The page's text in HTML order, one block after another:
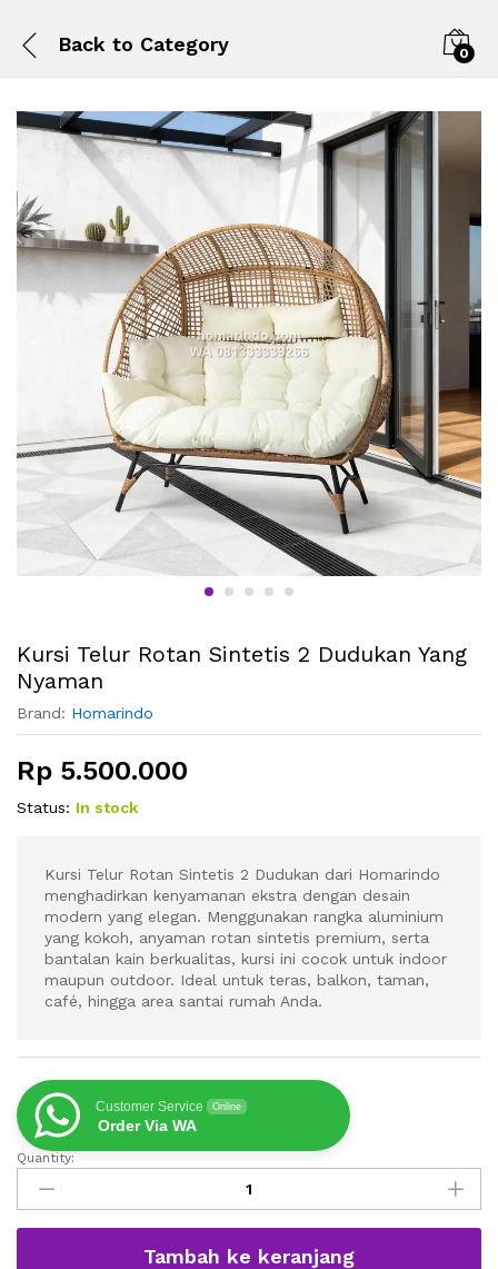
Back to Category 0
Kursi Telur Rotan Sintetis 2 Dudukan Yang
Nyaman
Brand: Homarindo
Rp 5.500.000
Status: In stock
Kursi Telur Rotan Sintetis 2 Dudukan dari Homarindo
menghadirkan kenyamanan ekstra dengan desain
modern yang elegan. Menggunakan rangka aluminium
yang kokoh, anyaman rotan sintetis premium, serta
bantalan kain berkualitas, kursi ini cocok untuk indoor
maupun outdoor. Ideal untuk teras, balkon, taman,
café, hingga area santai rumah Anda.
Customer Service Online
Order Via WA
Kursi
Telur
Rotan
Sintetis
Quantity:
Tambah ke keranjang